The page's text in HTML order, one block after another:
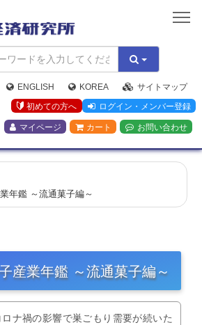
矢
野
経
済
研
究
所
ENGLISH KOREA
サイトマップ
初めての方へ
ログイン・メンバー登録
マイページ カート お問い合わせ
年鑑 ～流通菓子編～
産業年鑑 ～流通菓子編～
ナ禍の影響で巣ごもり需要が続いた